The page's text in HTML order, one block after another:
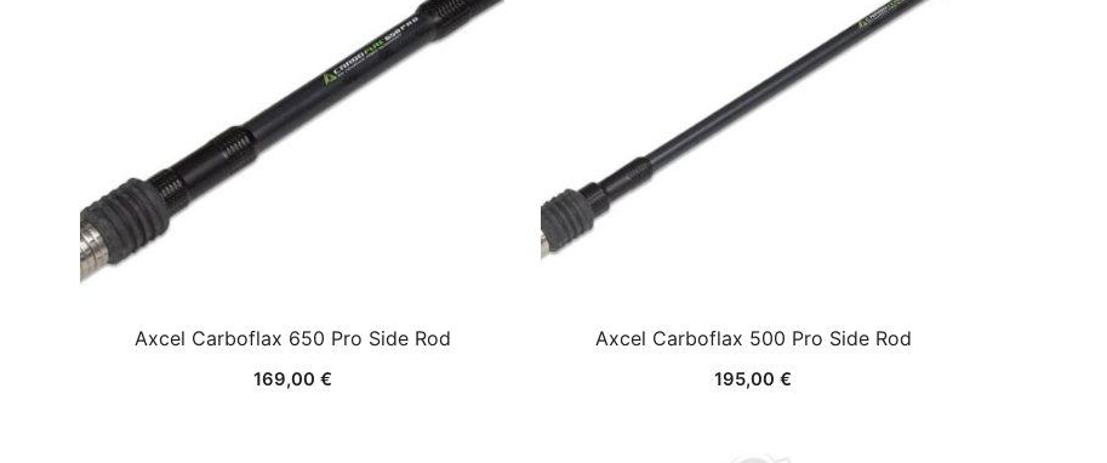
Axcel Carboflax 650 Pro Side Rod
169,00 €
Axcel Carboflax 500 Pro Side Rod
195,00 €